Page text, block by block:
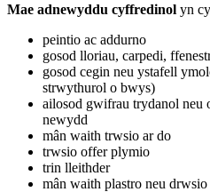
Mae adnewyddu cyffredinol yn
peintio ac addurno
gosod lloriau, carpedi,
gosod cegin neu ystafell
strwythurol o bwys)
ailosod gwifrau trydanol neu
newydd
mân waith trwsio ar do
trwsio offer plymio
trin lleithder
mân waith plastro neu